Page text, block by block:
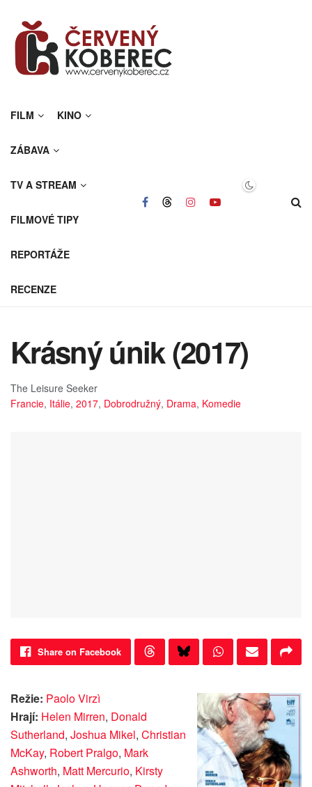
FILM KINO
ZÁBAVA
TV A STREAM
FILMOVÉ TIPY
REPORTÁŽE
RECENZE
Krásný únik (2017)
The Leisure Seeker
Francie, Itálie, 2017, Dobrodružný, Drama, Komedie
Share on Facebook
Režie: Paolo Virzì
Hrají: Helen Mirren, Donald
Sutherland, Joshua Mikel, Christian
McKay, Robert Pralgo, Mark
Ashworth, Matt Mercurio, Kirsty